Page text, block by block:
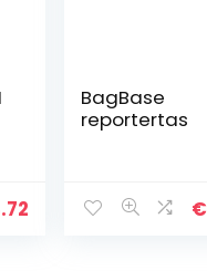
BagBase
reportertas
€